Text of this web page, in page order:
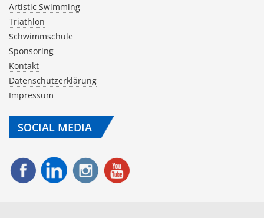
Artistic Swimming
Triathlon
Schwimmschule
Sponsoring
Kontakt
Datenschutzerklärung
Impressum
SOCIAL MEDIA